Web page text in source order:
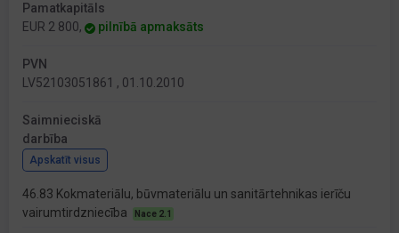
Pamatkapitāls
EUR 2 800,
pilnībā apmaksāts
PVN
LV52103051861 , 01.10.2010
Saimnieciskā
darbība
Apskatīt visus
46.83 Kokmateriālu, būvmateriālu un sanitārtehnikas ierīču
vairumtirdzniecība
Nace 2.1